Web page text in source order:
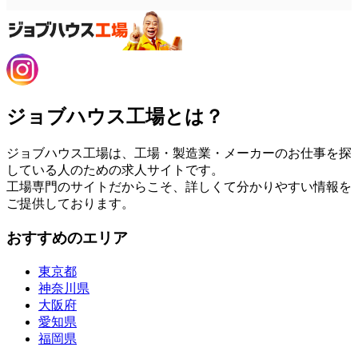
ジョブハウス工場とは？
ジョブハウス工場は、工場・製造業・メーカーのお仕事を探
している人のための求人サイトです。
工場専門のサイトだからこそ、詳しくて分かりやすい情報を
ご提供しております。
おすすめのエリア
東京都
神奈川県
大阪府
愛知県
福岡県